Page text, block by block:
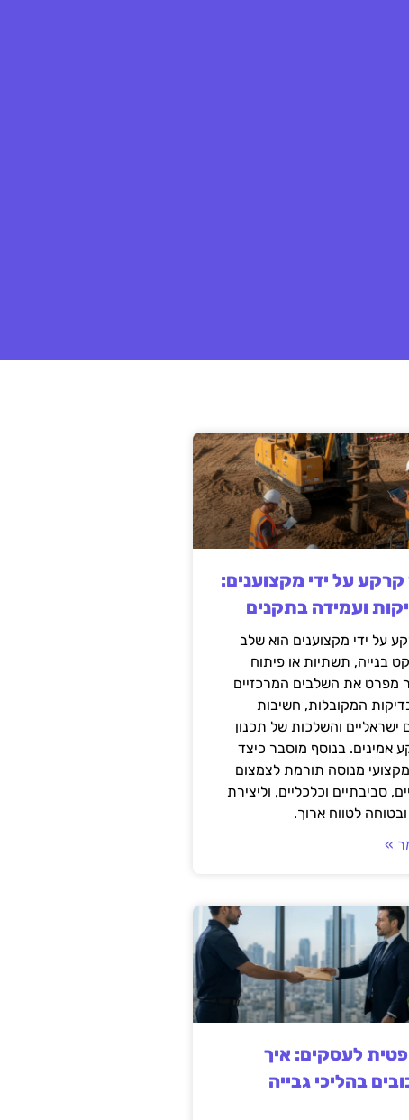
על ידי מקצוענים:
ועמידה בתקנים
על ידי מקצוענים הוא שלב
בנייה, תשתיות או פיתוח
מפרט את השלבים המרכזיים
המקובלות, חשיבות
ישראליים והשלכות של תכנון
אמינים. בנוסף מוסבר כיצד
מנוסה תורמת לצמצום
סביבתיים וכלכליים, וליצירת
לטווח ארוך.
»
לעסקים: איך
בהליכי גבייה